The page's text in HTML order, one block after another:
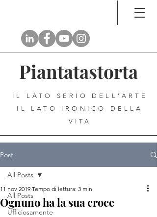
Piantatastorta
IL LATO SERIO DELL'ARTE
IL LATO IRONICO DELLA
VITA
Post
All Posts
Ufficiosamente
All Posts
Ognuno ha la sua croce
11 nov 2019 Tempo di lettura: 3 min